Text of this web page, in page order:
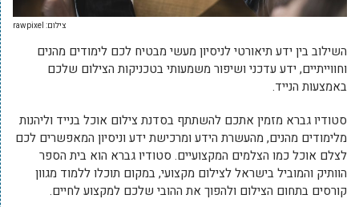
צילום: rawpixel
השילוב בין ידע תיאורטי לניסיון מעשי מבטיח לכם לימודים מהנים
וחווייתיים, ידע עדכני ושיפור משמעותי בטכניקות הצילום שלכם
באמצעות הנייד.
סטודיו גברא מזמין אתכם להשתתף בסדנת צילום אוכל בנייד וליהנות
מלימודים מהנים, מהעשרת הידע ומרכישת ידע וניסיון המאפשרים לכם
לצלם אוכל כמו הצלמים המקצועיים. סטודיו גברא הוא בית הספר
הוותיק והמוביל בישראל לצילום מקצועי, במקום תוכלו ללמוד מגוון
קורסים בתחום הצילום ולהפוך את ההובי שלכם למקצוע לחיים.